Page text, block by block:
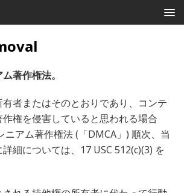
著作権法。
者またはそのとおりであり、コンテ
権を侵害していると思われる場合
ニアム著作権法 (「DMCA」) 順次、当
細については、17 USC 512(c)(3) を